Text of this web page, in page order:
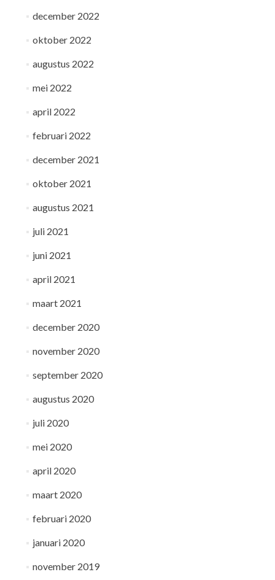
december 2022
oktober 2022
augustus 2022
mei 2022
april 2022
februari 2022
december 2021
oktober 2021
augustus 2021
juli 2021
juni 2021
april 2021
maart 2021
december 2020
november 2020
september 2020
augustus 2020
juli 2020
mei 2020
april 2020
maart 2020
februari 2020
januari 2020
november 2019